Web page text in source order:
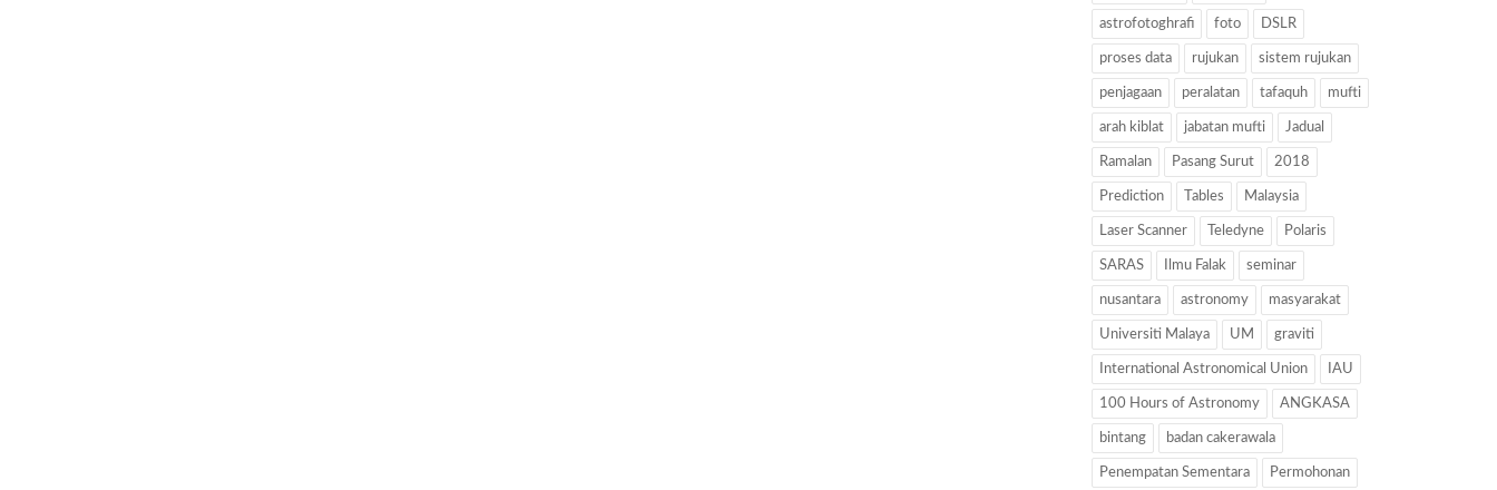
astrofotoghrafi foto DSLR
proses data rujukan sistem rujukan
penjagaan peralatan tafaquh mufti
arah kiblat jabatan mufti Jadual
Ramalan Pasang Surut 2018
Prediction Tables Malaysia
Laser Scanner Teledyne Polaris
SARAS Ilmu Falak seminar
nusantara astronomy masyarakat
Universiti Malaya UM graviti
International Astronomical Union IAU
100 Hours of Astronomy ANGKASA
bintang badan cakerawala
Penempatan Sementara Permohonan